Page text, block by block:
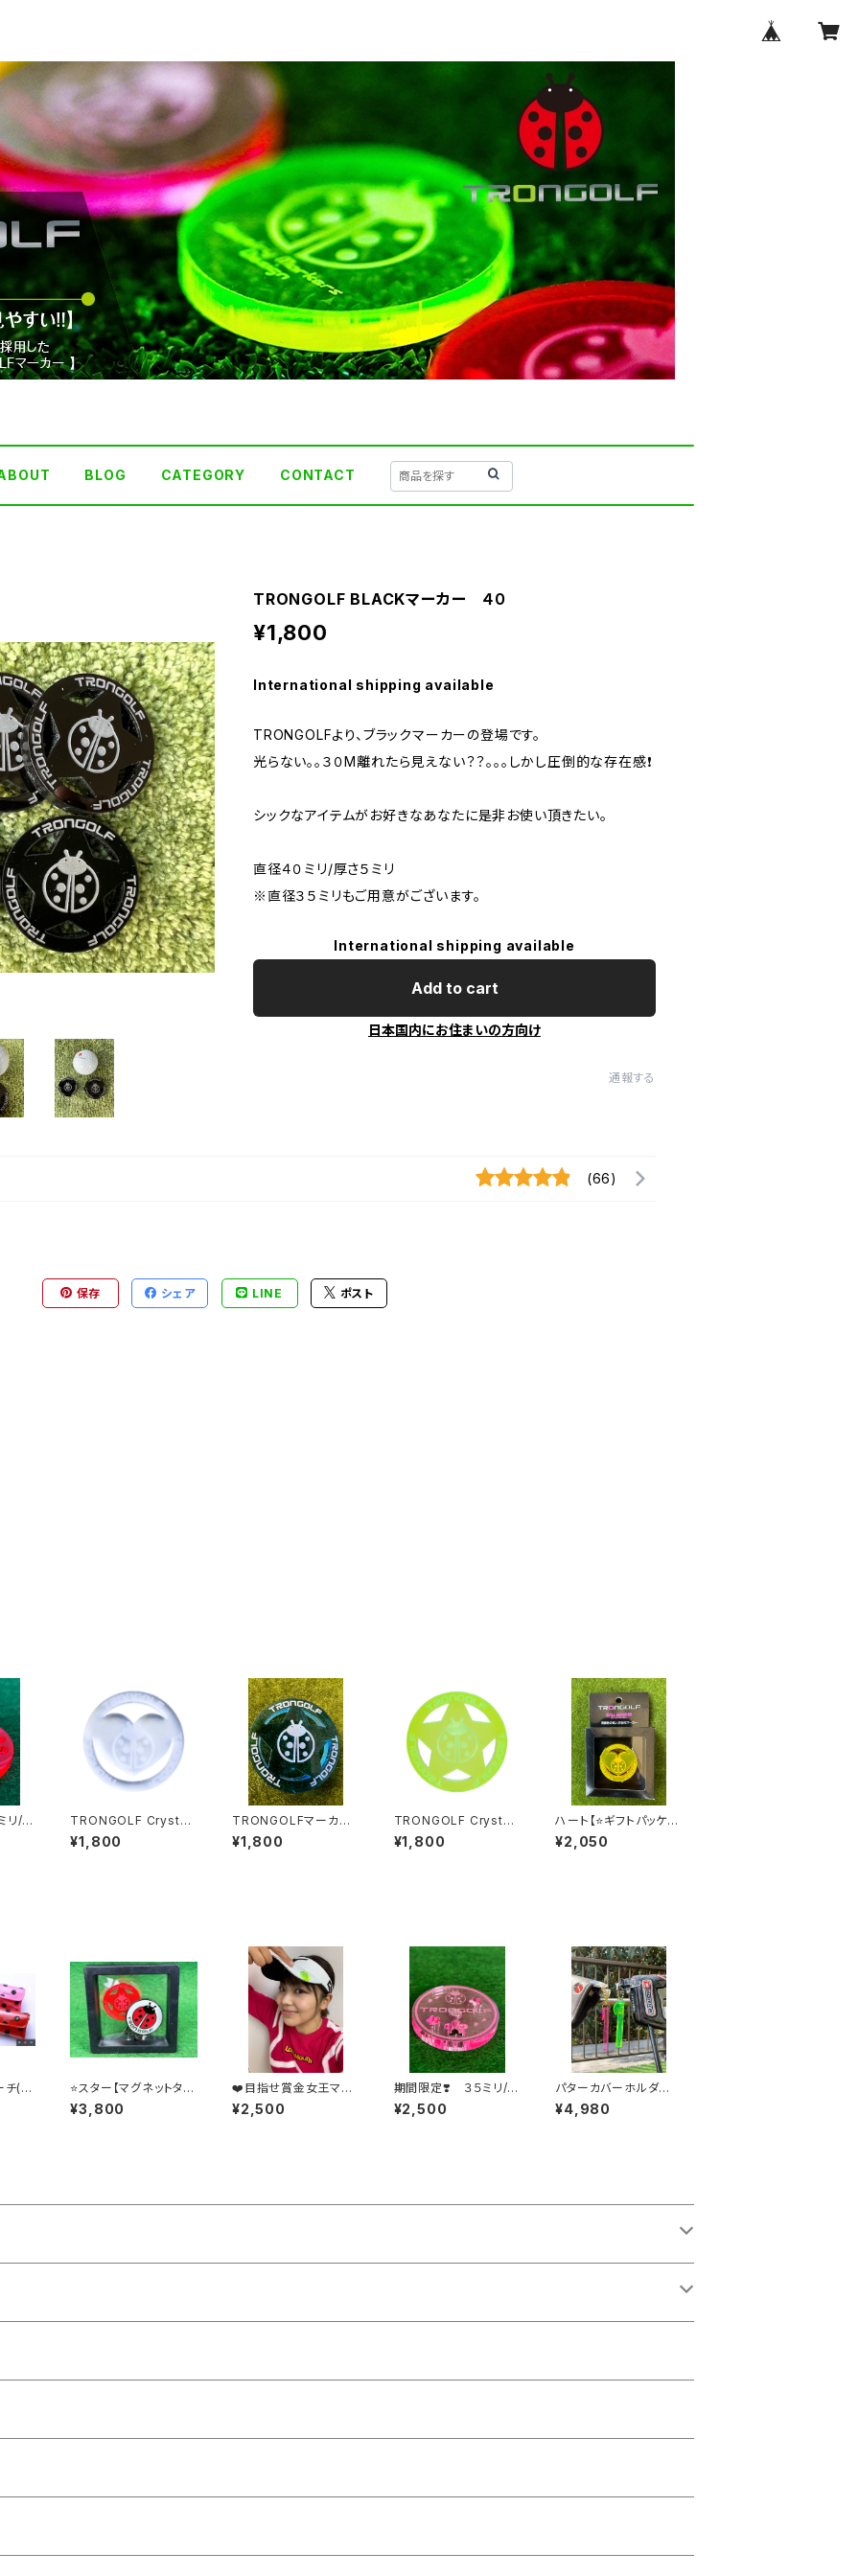
BLOG CATEGORY CONTACT
TRONGOLF BLACKマーカー ４０
¥1,800
International shipping available
TRONGOLFより、ブラックマーカーの登場です。
光らない。。３０M離れたら見えない？？。。。しかし圧倒的な存在感❗️
シックなアイテムがお好きなあなたに是非お使い頂きたい。
直径４０ミリ/厚さ５ミリ
※直径３５ミリもご用意がございます。
International shipping available
Add to cart
日本国内にお住まいの方向け
通報する
(66)
保存 シェア LINE ポスト
リ/ポ
TRONGOLF Crystal
マーカー／ハート
¥1,800
TRONGOLFマーカ
ー スター/スカイブル
ー
¥1,800
TRONGOLF Crystal
マーカー／スター
¥1,800
ハート【⭐️ギフトパッケー
ジ】TRONGOLF Crys
tal /トロンゴルフ クリ
¥2,050
(パ
⭐️スター【マグネットタイ
プ➕クリップ パッケー
ジ】
¥3,800
❤️目指せ賞金女王マー
カー(マグネット) byキ
ャサリン❤️
¥2,500
期間限定❣️ ３５ミリ/マ
グネット サクラデザイ
ン
¥2,500
パターカバーホルダー
（レッド・グリーン・ピン
ク・パープル）
¥4,980